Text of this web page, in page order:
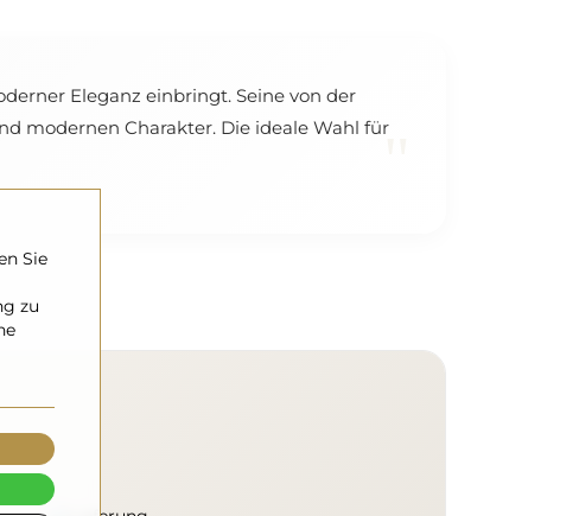
Eleganz einbringt. Seine von der
modernen Charakter. Die ideale Wahl für
Sie
zu